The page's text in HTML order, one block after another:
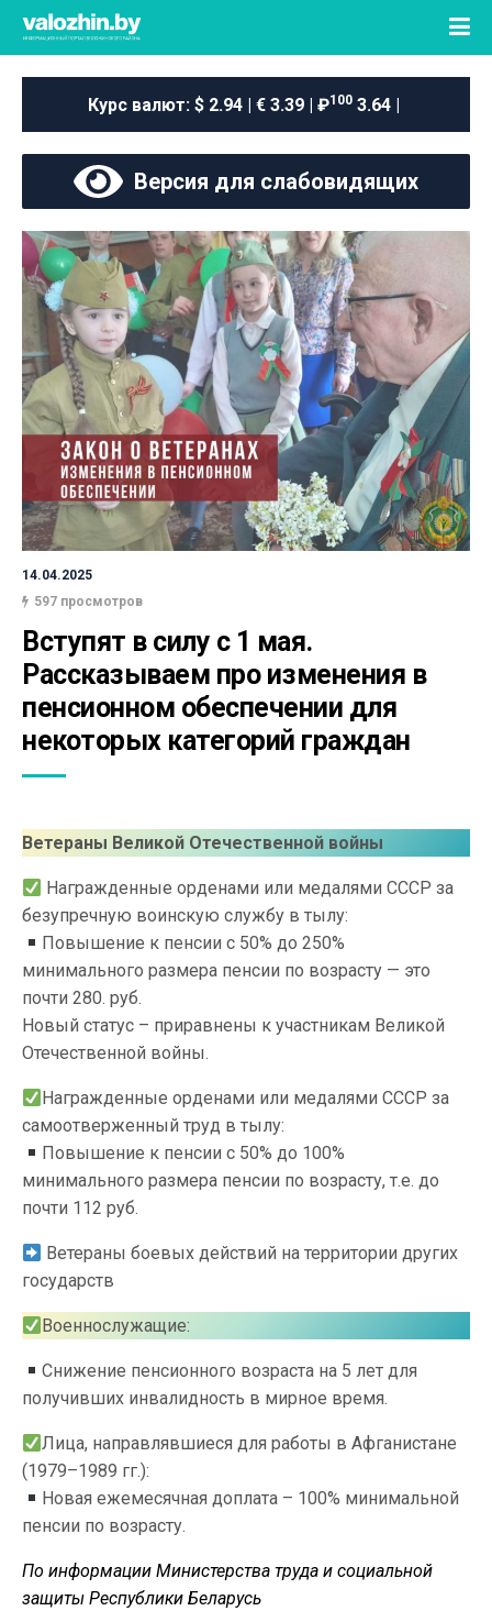
Курс валют: $ 2.94 | € 3.39 | ₽100 3.64 |
Версия для слабовидящих
14.04.2025
597 просмотров
Вступят в силу с 1 мая.
Рассказываем про изменения в
пенсионном обеспечении для
некоторых категорий граждан
Ветераны Великой Отечественной войны
Награжденные орденами или медалями СССР за
безупречную воинскую службу в тылу:
Повышение к пенсии с 50% до 250%
минимального размера пенсии по возрасту — это
почти 280. руб.
Новый статус – приравнены к участникам Великой
Отечественной войны.
Награжденные орденами или медалями СССР за
самоотверженный труд в тылу:
Повышение к пенсии с 50% до 100%
минимального размера пенсии по возрасту, т.е. до
почти 112 руб.
Ветераны боевых действий на территории других
государств
Военнослужащие:
Снижение пенсионного возраста на 5 лет для
получивших инвалидность в мирное время.
Лица, направлявшиеся для работы в Афганистане
(1979–1989 гг.):
Новая ежемесячная доплата – 100% минимальной
пенсии по возрасту.
По информации Министерства труда и социальной
защиты Республики Беларусь